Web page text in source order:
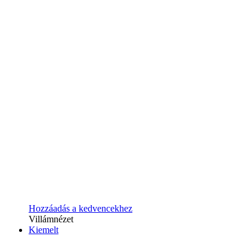
Hozzáadás a kedvencekhez
Villámnézet
Kiemelt